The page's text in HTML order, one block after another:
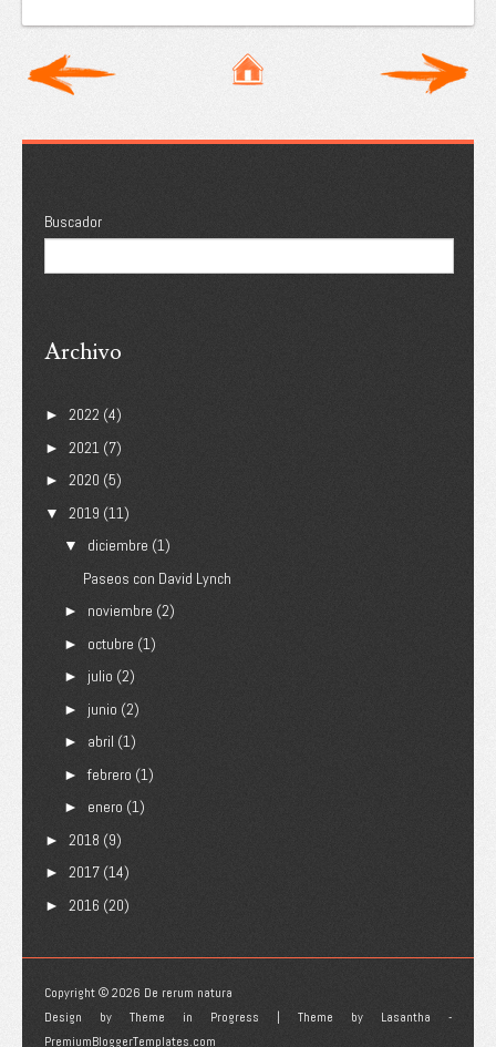
Buscador
Archivo
► 2022 (4)
► 2021 (7)
► 2020 (5)
▼ 2019 (11)
▼ diciembre (1)
Paseos con David Lynch
► noviembre (2)
► octubre (1)
► julio (2)
► junio (2)
► abril (1)
►febrero (1)
► enero (1)
► 2018 (9)
► 2017 (14)
► 2016 (20)
Copyright ©2026 De rerum natura
Design by Theme in Progress | Theme by Lasantha -
PremiumBloggerTemplates.com